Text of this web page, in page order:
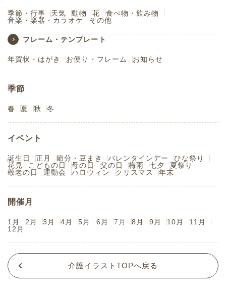
季節・行事 天気 動物 花
食べ物・飲み物
音楽・楽器・カラオケ
その他
フレーム・テンプレート
年賀状・はがき お便り・フレーム お知らせ
季節
春 夏 秋 冬
イベント
誕生日 正月 節分・豆まき バレンタインデー
ひな祭り
花見
こどもの日 母の日 父の日 梅雨 七夕
夏祭り
敬老の日
運動会 ハロウィン クリスマス 年末
開催月
1月 2月 3月 4月 5月 6月 7月 8月 9月 10月
11月
12月
介護イラストTOPへ戻る